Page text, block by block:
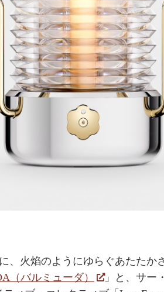
、火焰のようにゆらぐあたたか
（バルミューダ）
」と、サー